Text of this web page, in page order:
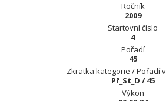
Ročník
2009
Startovní číslo
4
Pořadí
45
Zkratka kategorie / Pořadí
Př_St_D / 45
Výkon